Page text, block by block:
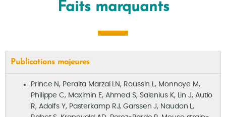
Faits marquants
Publications majeures
Prince N, Peralta Marzal LN, Roussin L, Monnoye M,
Philippe C, Maximin E, Ahmed S, Salenius K, Lin J, Autio
R, Adolfs Y, Pasterkamp RJ, Garssen J, Naudon L,